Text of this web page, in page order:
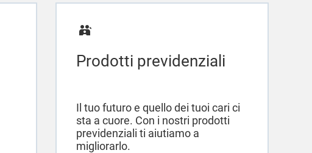
Prodotti previdenziali
Il tuo futuro e quello dei tuoi cari ci
sta a cuore. Con i nostri prodotti
previdenziali ti aiutiamo a
migliorarlo.